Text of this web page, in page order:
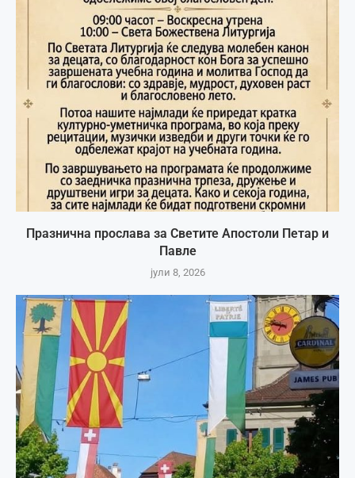
Празнична прослава за Светите Апостоли Петар и
Павле
јули 8, 2026